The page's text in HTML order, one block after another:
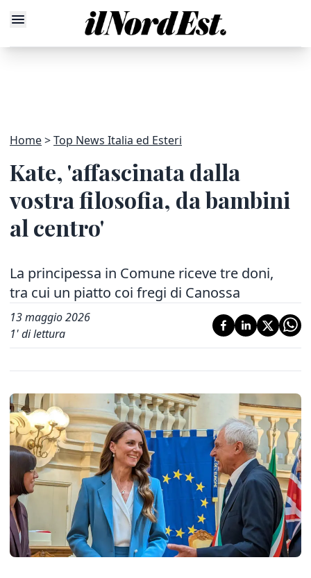
Home Top News Italia ed Esteri
Kate, 'affascinata dalla
vostra filosofia, da bambini
al centro'
La principessa in Comune riceve tre doni,
tra cui un piatto coi fregi di Canossa
13 maggio 2026
1' di lettura